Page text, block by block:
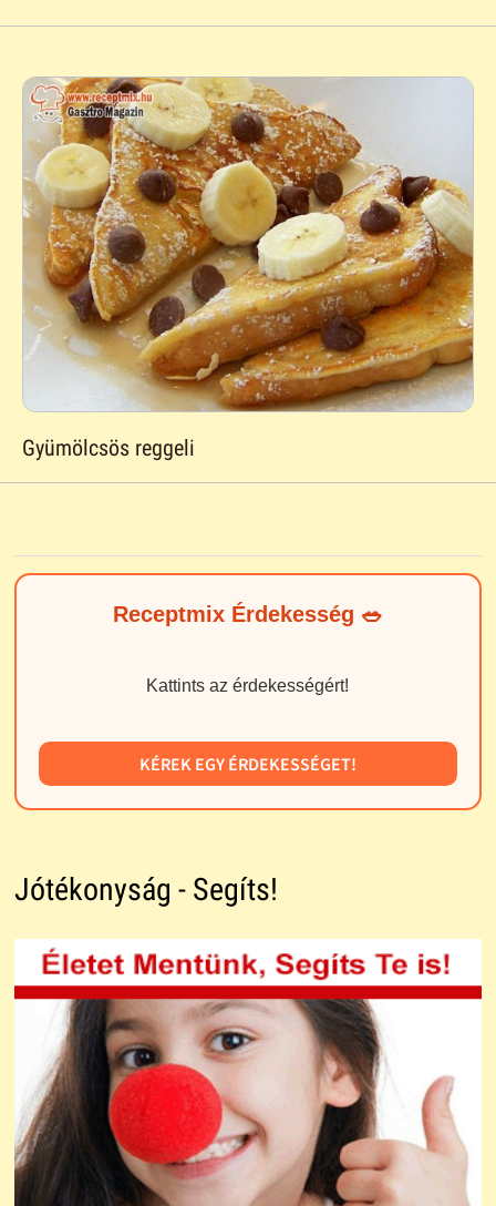
Gyümölcsös reggeli
Receptmix Érdekesség 🥗
Kattints az érdekességért!
KÉREK EGY ÉRDEKESSÉGET!
Jótékonyság - Segíts!